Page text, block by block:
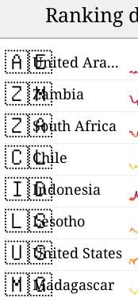
Ranking
🇦🇪 United Arab Emirates
🇿🇲Zambia
🇿🇦South Africa
🇨🇱
Chile
🇮🇩Indonesia
🇱🇸Lesotho
🇺🇸United States
🇲🇬Madagascar